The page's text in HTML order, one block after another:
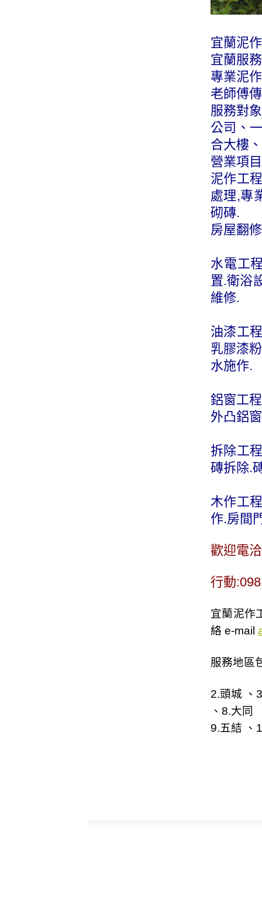
宜蘭泥
宜蘭服
專業泥
老師傅
服務對
公司、
合大樓
營業項
泥作工
處理,專
砌磚.
房屋翻
水電工
置.衛浴
維修.
油漆工
乳膠漆
水施作.
鋁窗工
外凸鋁
拆除工
磚拆除.
木作工
作.房間
歡迎電
行動
宜蘭泥作
絡 e-mail
服務地區
2.頭城 、
、8.大同
9.五結 、